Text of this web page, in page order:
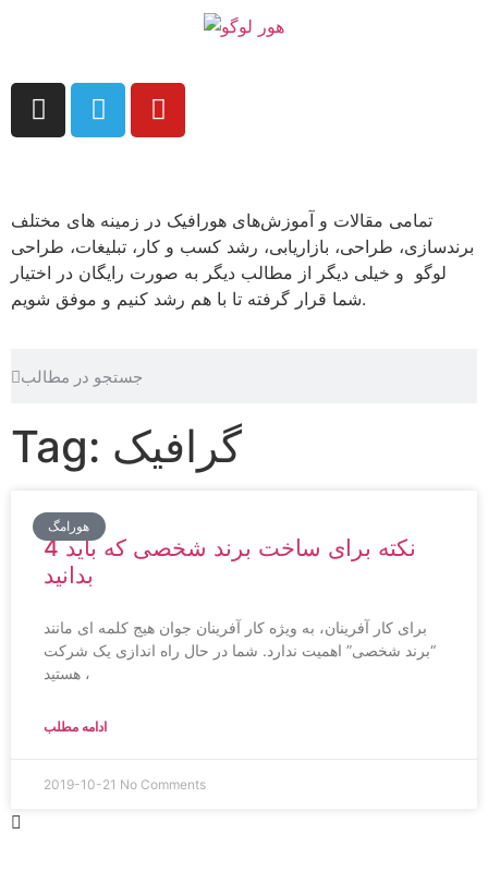
تمامی مقالات و آموزش‌های هورافیک در زمینه های مختلف
برندسازی، طراحی، بازاریابی، رشد کسب و کار، تبلیغات، طراحی
لوگو و خیلی دیگر از مطالب دیگر به صورت رایگان در اختیار
شما قرار گرفته تا با هم رشد کنیم و موفق شویم.
Tag: گرافیک
هورامگ
4 نکته برای ساخت برند شخصی که باید
بدانید
برای کار آفرینان، به ویژه کار آفرینان جوان هیج کلمه ای مانند
“برند شخصی” اهمیت ندارد. شما در حال راه اندازی یک شرکت
هستید ،
ادامه مطلب
2019-10-21 No Comments